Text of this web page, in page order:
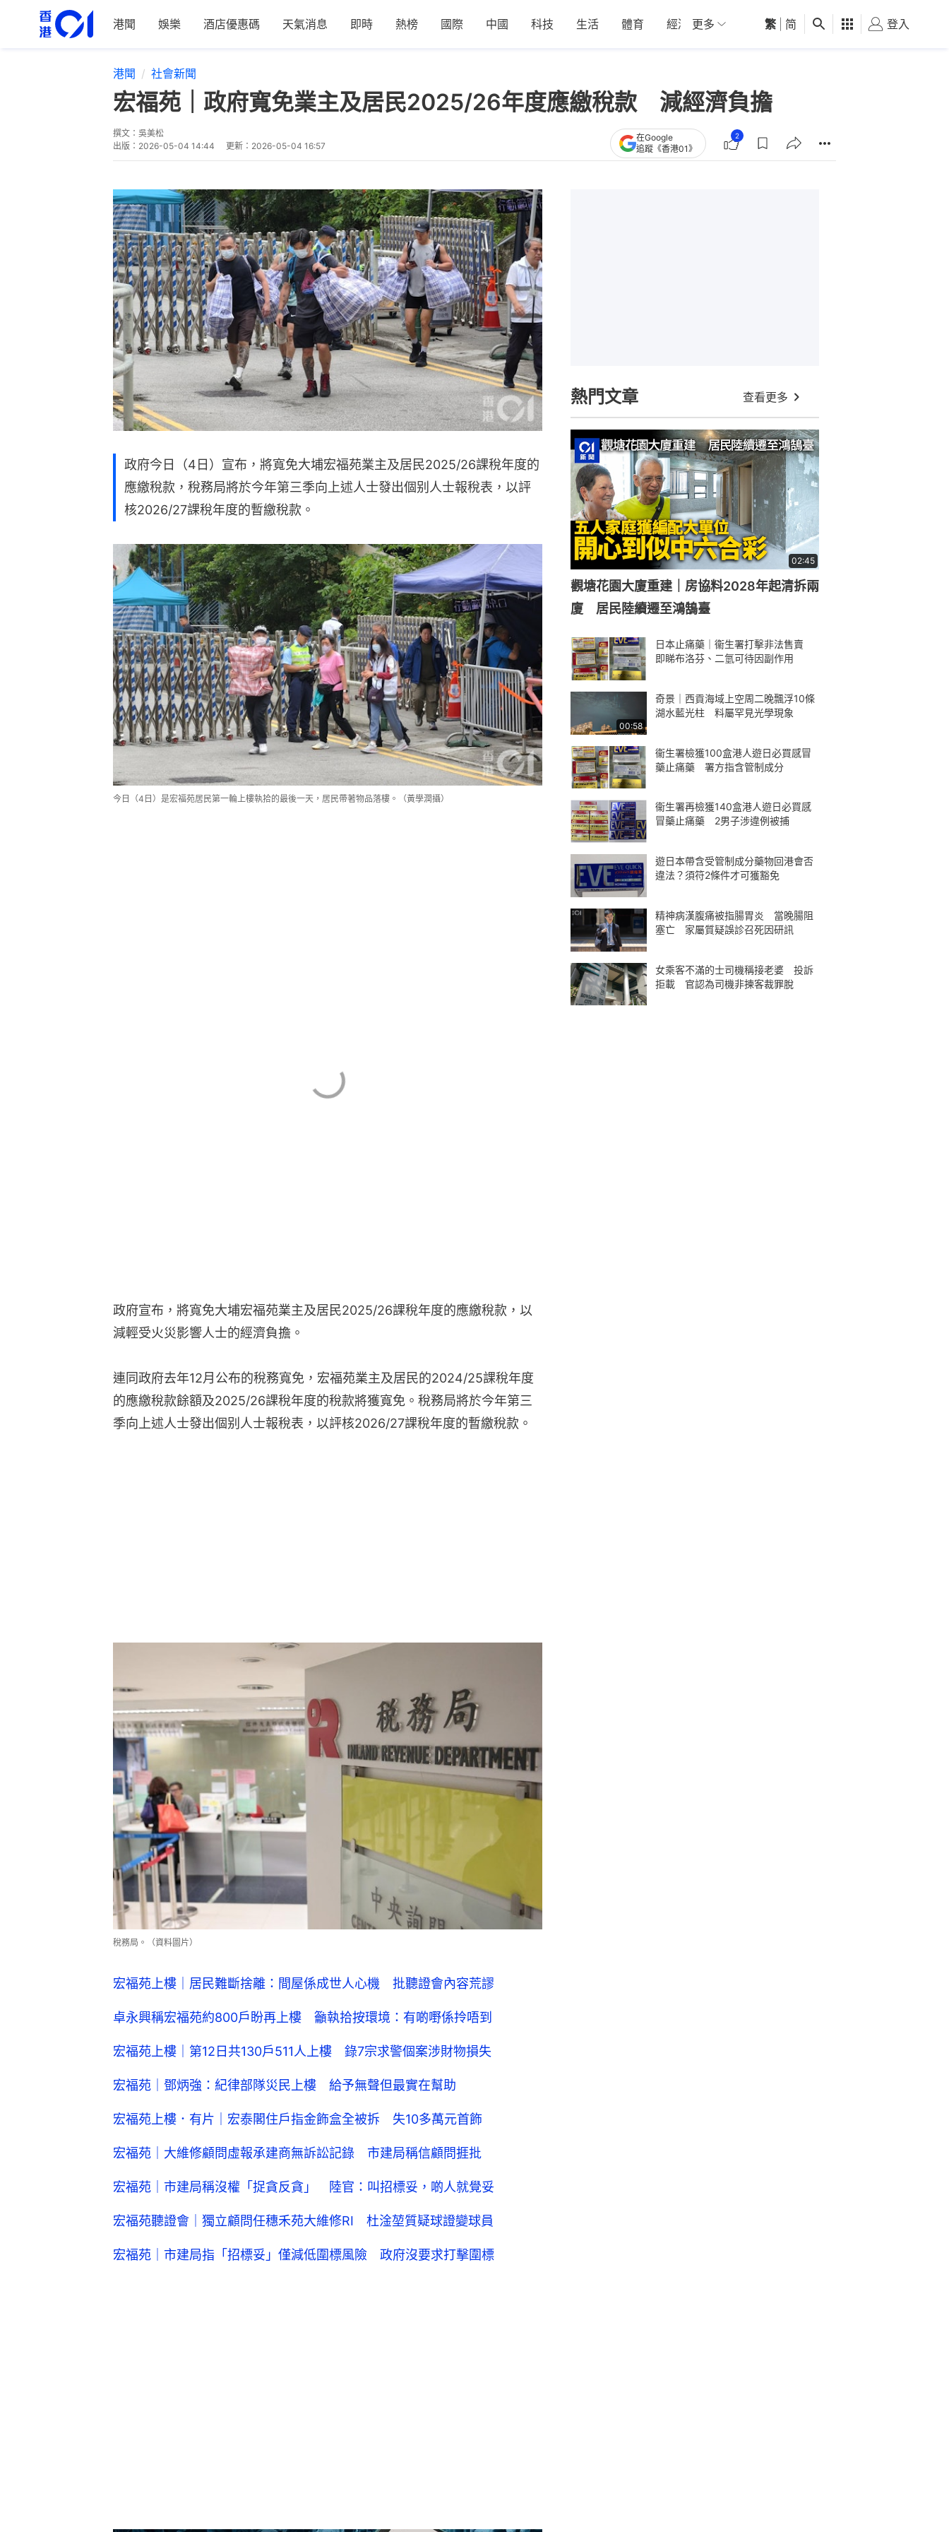
港聞 娛樂 酒店優惠碼 天氣消息 即時 熱榜 國際 中國 科技 生活 體育 經濟 01深圳 觀點 健康 好食玩飛
更多 繁 简 登入
港聞 社會新聞
宏福苑｜政府寬免業主及居民2025/26年度應繳稅款 減經濟負擔
撰文： 吳美松
出版： 2026-05-04 14:44 更新： 2026-05-04 16:57
在Google
追蹤《香港01》
2
政府今日（4日）宣布，將寬免大埔宏福苑業主及居民2025/26課稅年度的
應繳稅款，稅務局將於今年第三季向上述人士發出個别人士報稅表，以評
核2026/27課稅年度的暫繳稅款。
今日（4日）是宏福苑居民第一輪上樓執拾的最後一天，居民帶著物品落樓。（黃學潤攝）
政府宣布，將寬免大埔宏福苑業主及居民2025/26課稅年度的應繳稅款，以
減輕受火災影響人士的經濟負擔。
連同政府去年12月公布的稅務寬免，宏福苑業主及居民的2024/25課稅年度
的應繳稅款餘額及2025/26課稅年度的稅款將獲寬免。稅務局將於今年第三
季向上述人士發出個别人士報稅表，以評核2026/27課稅年度的暫繳稅款。
稅務局。（資料圖片）
宏福苑上樓｜居民難斷捨離：間屋係成世人心機 批聽證會內容荒謬
卓永興稱宏福苑約800戶盼再上樓 籲執拾按環境：有啲嘢係拎唔到
宏福苑上樓｜第12日共130戶511人上樓 錄7宗求警個案涉財物損失
宏福苑｜鄧炳強：紀律部隊災民上樓 給予無聲但最實在幫助
宏福苑上樓．有片｜宏泰閣住戶指金飾盒全被拆 失10多萬元首飾
宏福苑｜大維修顧問虛報承建商無訴訟記錄 市建局稱信顧問捱批
宏福苑｜市建局稱沒權「捉貪反貪」 陸官：叫招標妥，啲人就覺妥
宏福苑聽證會｜獨立顧問任穗禾苑大維修RI 杜淦堃質疑球證變球員
宏福苑｜市建局指「招標妥」僅減低圍標風險 政府沒要求打擊圍標
熱門文章 查看更多
02:45
觀塘花園大廈重建｜房協料2028年起清拆兩
廈 居民陸續遷至鴻鵠臺
日本止痛藥｜衞生署打擊非法售賣
即睇布洛芬、二氫可待因副作用
00:58
奇景｜西貢海域上空周二晚飄浮10條
湖水藍光柱 料屬罕見光學現象
衞生署檢獲100盒港人遊日必買感冒
藥止痛藥 署方指含管制成分
衞生署再檢獲140盒港人遊日必買感
冒藥止痛藥 2男子涉違例被捕
遊日本帶含受管制成分藥物回港會否
違法？須符2條件才可獲豁免
精神病漢腹痛被指腸胃炎 當晚腸阻
塞亡 家屬質疑誤診召死因研訊
女乘客不滿的士司機稱接老婆 投訴
拒載 官認為司機非揀客裁罪脫